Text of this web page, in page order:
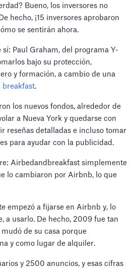
Bueno, los inversores no
hecho, ¡15 inversores aprobaron
se sentirán ahora.
sí: Paul Graham, del programa Y-
bajo su protección,
y formación, a cambio de una
breakfast.
los nuevos fondos, alrededor de
a Nueva York y quedarse con
reseñas detalladas e incluso tomar
para ayudar con la publicidad.
Airbedandbreakfast simplemente
lo cambiaron por Airbnb, lo que
empezó a fijarse en Airbnb y, lo
a usarlo. De hecho, 2009 fue tan
de su casa porque
y como lugar de alquiler.
y 2500 anuncios, y esas cifras